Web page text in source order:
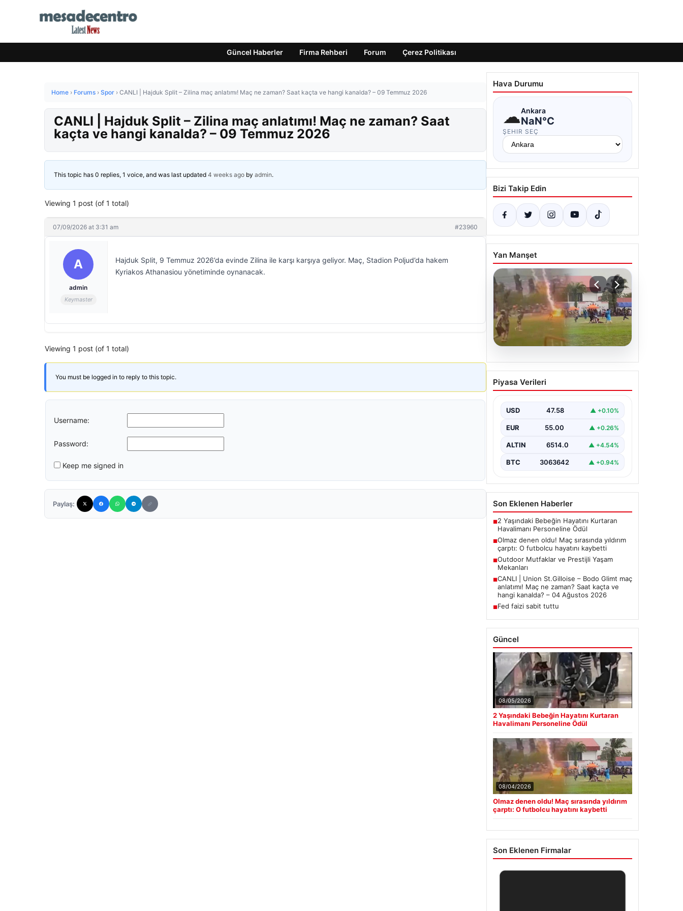
Güncel Haberler Firma Rehberi Forum Çerez Politikası
Home › Forums › Spor › CANLI | Hajduk Split – Zilina maç anlatımı! Maç ne zaman? Saat kaçta ve hangi kanalda? – 09 Temmuz 2026
CANLI | Hajduk Split – Zilina maç anlatımı! Maç ne zaman? Saat
kaçta ve hangi kanalda? – 09 Temmuz 2026
This topic has 0 replies, 1 voice, and was last updated 4 weeks ago by admin.
Viewing 1 post (of 1 total)
07/09/2026 at 3:31 am #23960
A
admin
Keymaster
Hajduk Split, 9 Temmuz 2026’da evinde Zilina ile karşı karşıya geliyor. Maç, Stadion Poljud’da hakem
Kyriakos Athanasiou yönetiminde oynanacak.
Viewing 1 post (of 1 total)
You must be logged in to reply to this topic.
Username:
Password:
Keep me signed in
Paylaş:
Hava Durumu
☁Ankara
NaN°C
ŞEHIR SEÇ
Bizi Takip Edin
Yan Manşet
04.08.2026
Olmaz denen oldu! Maç
sırasında yıldırım çarptı: O
Piyasa Verileri
USD 47.58 ▲ +0.10%
EUR 55.00 ▲ +0.26%
ALTIN 6514.0 ▲ +4.54%
BTC 3063642 ▲ +0.94%
Son Eklenen Haberler
■2 Yaşındaki Bebeğin Hayatını Kurtaran
Havalimanı Personeline Ödül
■Olmaz denen oldu! Maç sırasında yıldırım
çarptı: O futbolcu hayatını kaybetti
■Outdoor Mutfaklar ve Prestijli Yaşam
Mekanları
■CANLI | Union St.Gilloise – Bodo Glimt maç
anlatımı! Maç ne zaman? Saat kaçta ve
hangi kanalda? – 04 Ağustos 2026
■Fed faizi sabit tuttu
Güncel
08/05/2026
2 Yaşındaki Bebeğin Hayatını Kurtaran
Havalimanı Personeline Ödül
08/04/2026
Olmaz denen oldu! Maç sırasında yıldırım
çarptı: O futbolcu hayatını kaybetti
Son Eklenen Firmalar